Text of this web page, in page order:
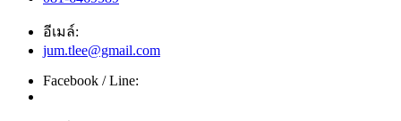
อีเมล์:
jum.tlee@gmail.com
Facebook / Line: